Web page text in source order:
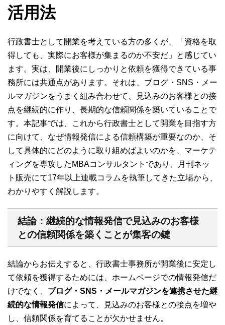
活用法
行政書士として開業を考えている方の多くが、「資格を取
得しても、実際にお客様が集まるのか不安だ」と感じてい
ます。実は、開業後にしっかりと依頼を獲得できている事
務所には共通点があります。それは、ブログ・SNS・メー
ルマガジンをうまく組み合わせて、見込みのお客様との接
点を継続的に作り、長期的な信頼関係を築いていることで
す。本記事では、これから行政書士として開業を目指す方
に向けて、なぜ情報発信による信頼構築が重要なのか、そ
して具体的にどのように取り組めばよいのかを、マーケテ
ィングを専攻したMBAコンサルタントであり、月刊ネッ
ト販売にて17年以上連載コラムを執筆してきた立場から、
わかりやすく解説します。
結論：継続的な情報発信で見込みのお客様
との信頼関係を築くことが集客の鍵
結論からお伝えすると、行政書士事務所が開業後に安定し
て依頼を獲得するためには、ホームページでの情報発信だ
けでなく、 ブログ・SNS・メールマガジンを連携させた継
続的な情報発信によって、見込みのお客様との接点を増や
し、信頼関係を育てることが欠かせません。